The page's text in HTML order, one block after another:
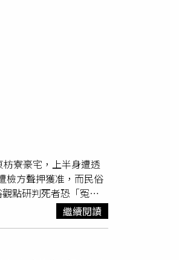
寮豪宅，上半身遭透
檢方聲押獲准，而民俗
點研判死者恐「冤屈
上俗稱的「彎刀煞」反
彎刀煞影響外，還呈現
為較不利居住。他進
展、人際糾紛或感情
繼續閱讀